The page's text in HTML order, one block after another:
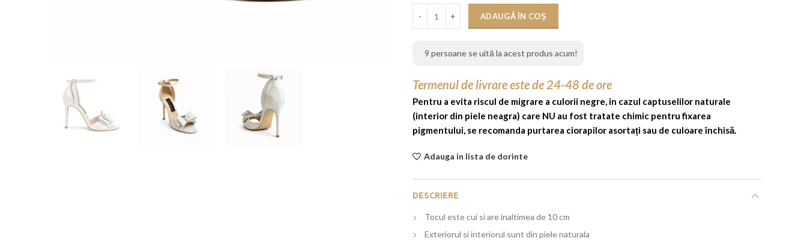
Cantitate STOC - Sandale Cristiano Alb Special, toc de 10 cm cui
ADAUGĂ ÎN COȘ
9 persoane se uită la acest produs acum!
Termenul de livrare este de 24-48 de ore
Pentru a evita riscul de migrare a culorii negre, in cazul captuselilor naturale
(interior din piele neagra) care NU au fost tratate chimic pentru fixarea
pigmentului, se recomanda purtarea ciorapilor asortați sau de culoare închisă.
Adauga in lista de dorinte
DESCRIERE
Tocul este cui si are inaltimea de 10 cm
Exteriorul si interiorul sunt din piele naturala